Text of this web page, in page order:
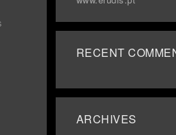
RECENT
ARCHIVES